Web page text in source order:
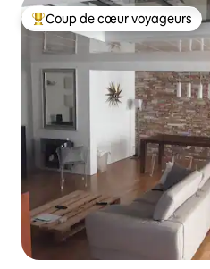
Coups de cœur voyageurs les
Coup de cœur voyageurs